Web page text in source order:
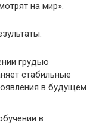
на мир».
грудью
стабильные
в будущем
в